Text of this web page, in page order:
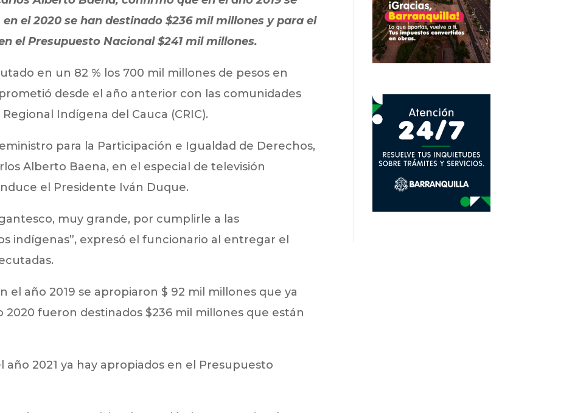
el 2020 se han destinado $236 mil millones y para el
el Presupuesto Nacional $241 mil millones.
en un 82 % los 700 mil millones de pesos en
desde el año anterior con las comunidades
Indígena del Cauca (CRIC).
para la Participación e Igualdad de Derechos,
Alberto Baena, en el especial de televisión
el Presidente Iván Duque.
muy grande, por cumplirle a las
indígenas”, expresó el funcionario al entregar el
el año 2019 se apropiaron $ 92 mil millones que ya
2020 fueron destinados $236 mil millones que están
año 2021 ya hay apropiados en el Presupuesto